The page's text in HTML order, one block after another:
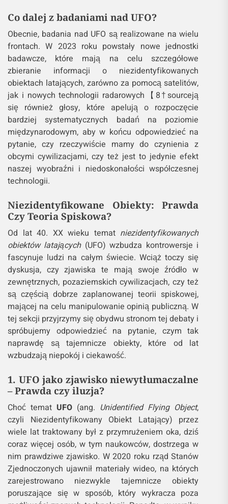
Co dalej z badaniami nad UFO?
Obecnie, badania nad UFO są realizowane na wielu
frontach. W 2023 roku powstały nowe jednostki
badawcze, które mają na celu szczegółowe
zbieranie informacji o niezidentyfikowanych
obiektach latających, zarówno za pomocą satelitów,
jak i nowych technologii radarowych【8†source​ją
się również głosy, które apelują o rozpoczęcie
bardziej systematycznych badań na poziomie
międzynarodowym, aby w końcu odpowiedzieć na
pytanie, czy rzeczywiście mamy do czynienia z
obcymi cywilizacjami, czy też jest to jedynie efekt
naszej wyobraźni i niedoskonałości współczesnej
technologii.
Niezidentyfikowane Obiekty: Prawda
Czy Teoria Spiskowa?
Od lat 40. XX wieku temat niezidentyfikowanych
obiektów latających(UFO) wzbudza kontrowersje i
fascynuje ludzi na całym świecie. Wciąż toczy się
dyskusja, czy zjawiska te mają swoje źródło w
zewnętrznych, pozaziemskich cywilizacjach, czy też
są częścią dobrze zaplanowanej teorii spiskowej,
mającej na celu manipulowanie opinią publiczną. W
tej sekcji przyjrzymy się obydwu stronom tej debaty i
spróbujemy odpowiedzieć na pytanie, czym tak
naprawdę są tajemnicze obiekty, które od lat
wzbudzają niepokój i ciekawość.
1. UFO jako zjawisko niewytłumaczalne
– Prawda czy iluzja?
Choć temat UFO (ang. Unidentified Flying Object,
czyli Niezidentyfikowany Obiekt Latający) przez
wiele lat traktowany był z przymrużeniem oka, dziś
coraz więcej osób, w tym naukowców, dostrzega w
nim prawdziwe zjawisko. W 2020 roku rząd Stanów
Zjednoczonych ujawnił materiały wideo, na których
zarejestrowano niezwykle tajemnicze obiekty
poruszające się w sposób, który wykracza poza